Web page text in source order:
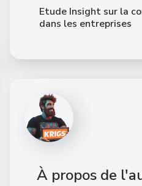
Etude Insight sur la
dans les entreprises
À propos de